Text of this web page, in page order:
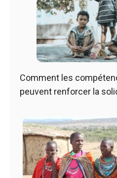
Comment les
peuvent renforcer la